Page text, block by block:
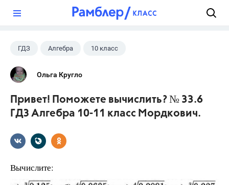
ГДЗ Алгебра 10 класс
11 класс
Ольга Кругло
Привет! Поможете вычислить? № 33.6
ГДЗ Алгебра 10-11 класс Мордкович.
Вычислите: